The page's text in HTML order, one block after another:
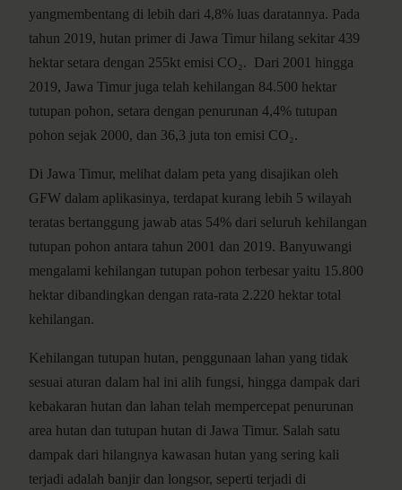
yangmembentang di lebih dari 4,8% luas daratannya. Pada
tahun 2019, hutan primer di Jawa Timur hilang sekitar 439
hektar setara dengan 255kt emisi CO₂. Dari 2001 hingga
2019, Jawa Timur juga telah kehilangan 84.500 hektar
tutupan pohon, setara dengan penurunan 4,4% tutupan
pohon sejak 2000, dan 36,3 juta ton emisi CO₂.
Di Jawa Timur, melihat dalam peta yang disajikan oleh
GFW dalam aplikasinya, terdapat kurang lebih 5 wilayah
teratas bertanggung jawab atas 54% dari seluruh kehilangan
tutupan pohon antara tahun 2001 dan 2019. Banyuwangi
mengalami kehilangan tutupan pohon terbesar yaitu 15.800
hektar dibandingkan dengan rata-rata 2.220 hektar total
kehilangan.
Kehilangan tutupan hutan, penggunaan lahan yang tidak
sesuai aturan dalam hal ini alih fungsi, hingga dampak dari
kebakaran hutan dan lahan telah mempercepat penurunan
area hutan dan tutupan hutan di Jawa Timur. Salah satu
dampak dari hilangnya kawasan hutan yang sering kali
terjadi adalah banjir dan longsor, seperti terjadi di